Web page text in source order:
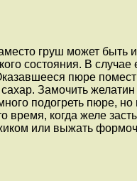
груш может
состояния. В
пюре
Замочить
подогреть пюре, но
когда желе
или выжать